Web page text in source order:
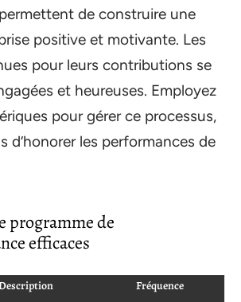
de construire une
positive et motivante. Les
pour leurs contributions se
et heureuses. Employez
pour gérer ce processus,
d’honorer les performances de
programme de
efficaces
Fréquence